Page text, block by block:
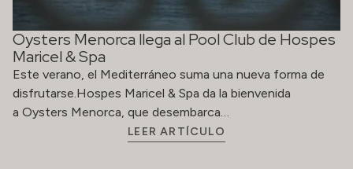
Oysters Menorca llega al Pool Club de Hospes
Maricel & Spa
Este verano, el Mediterráneo suma una nueva forma de
disfrutarse.Hospes Maricel & Spa da la bienvenida
a Oysters Menorca, que desembarca…
LEER ARTÍCULO